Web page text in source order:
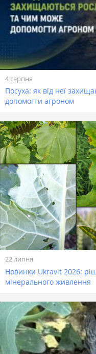
4 серпня
Посуха: як від неї
допомогти агроном
22 липня
Новинки Ukravit 2026:
мінерального живлення